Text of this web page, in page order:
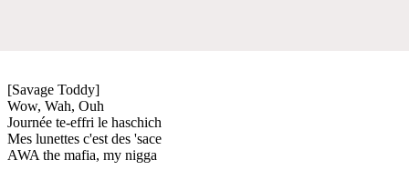
[Savage Toddy]
Wow, Wah, Ouh
Journée te-effri le haschich
Mes lunettes c'est des 'sace
AWA the mafia, my nigga